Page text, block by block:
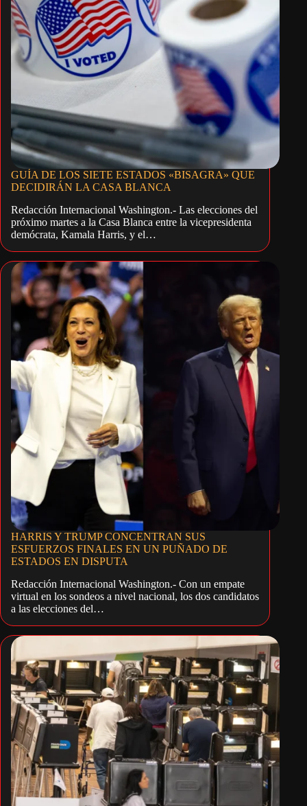
GUÍA DE LOS SIETE ESTADOS «BISAGRA» QUE
DECIDIRÁN LA CASA BLANCA
Redacción Internacional Washington.- Las elecciones del
próximo martes a la Casa Blanca entre la vicepresidenta
demócrata, Kamala Harris, y el…
HARRIS Y TRUMP CONCENTRAN SUS
ESFUERZOS FINALES EN UN PUÑADO DE
ESTADOS EN DISPUTA
Redacción Internacional Washington.- Con un empate
virtual en los sondeos a nivel nacional, los dos candidatos
a las elecciones del…